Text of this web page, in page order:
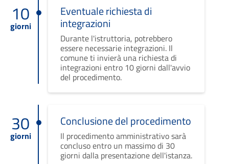
10
giorni
Eventuale richiesta di
integrazioni
Durante l'istruttoria, potrebbero
essere necessarie integrazioni. Il
comune ti invierà una richiesta di
integrazioni entro 10 giorni dall'avvio
del procedimento.
30
giorni
Conclusione del procedimento
Il procedimento amministrativo sarà
concluso entro un massimo di 30
giorni dalla presentazione dell'istanza.